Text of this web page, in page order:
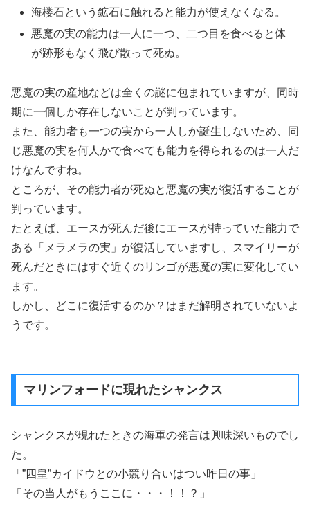
海楼石という鉱石に触れると能力が使えなくなる。
悪魔の実の能力は一人に一つ、二つ目を食べると体
が跡形もなく飛び散って死ぬ。
悪魔の実の産地などは全くの謎に包まれていますが、同時
期に一個しか存在しないことが判っています。
また、能力者も一つの実から一人しか誕生しないため、同
じ悪魔の実を何人かで食べても能力を得られるのは一人だ
けなんですね。
ところが、その能力者が死ぬと悪魔の実が復活することが
判っています。
たとえば、エースが死んだ後にエースが持っていた能力で
ある「メラメラの実」が復活していますし、スマイリーが
死んだときにはすぐ近くのリンゴが悪魔の実に変化してい
ます。
しかし、どこに復活するのか？はまだ解明されていないよ
うです。
マリンフォードに現れたシャンクス
シャンクスが現れたときの海軍の発言は興味深いものでし
た。
「”四皇”カイドウとの小競り合いはつい昨日の事」
「その当人がもうここに・・・！！？」